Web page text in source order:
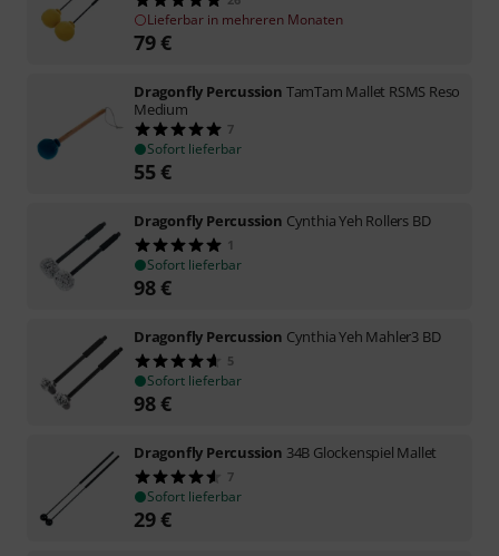
Lieferbar in mehreren Monaten
79€
Dragonfly Percussion TamTam Mallet RSMS Reso
Medium
7
Sofort lieferbar
55€
Dragonfly Percussion Cynthia Yeh Rollers BD
1
Sofort lieferbar
98€
Dragonfly Percussion Cynthia Yeh Mahler3 BD
5
Sofort lieferbar
98€
Dragonfly Percussion 34B Glockenspiel Mallet
7
Sofort lieferbar
29€